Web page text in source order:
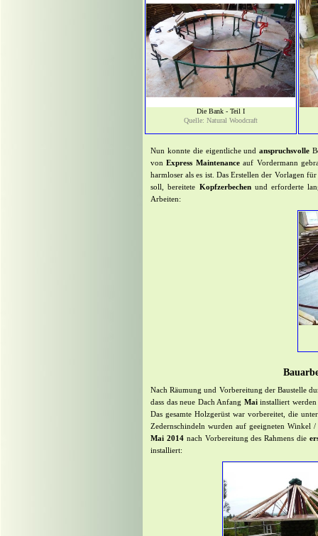
Die Bank - Teil I
Quelle: Natural Woodcraft
Nun konnte die eigentliche undanspruchsvolle
vonExpress Maintenanceauf Vordermann
harmloser als es ist. Das Erstellen der Vorlagen
soll, bereitete Kopfzerbechenund erforderte
Arbeiten:
Nach Räumung und Vorbereitung der Baustelle
dass das neue Dach Anfang Maiinstalliert werden
Das gesamte Holzgerüst war vorbereitet, die
Zedernschindeln wurden auf geeigneten
Mai 2014nach Vorbereitung des Rahmens die
installiert: